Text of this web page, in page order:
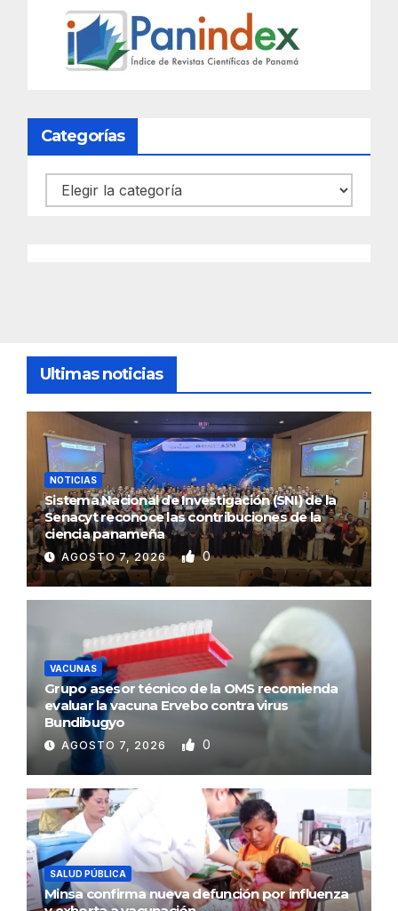
Categorías
Categorías
Ultimas noticias
NOTICIAS
Sistema Nacional de Investigación (SNI) de la
Senacyt reconoce las contribuciones de la
ciencia panameña
AGOSTO 7, 2026 0
VACUNAS
Grupo asesor técnico de la OMS recomienda
evaluar la vacuna Ervebo contra virus
Bundibugyo
AGOSTO 7, 2026 0
SALUD PÚBLICA
Minsa confirma nueva defunción por influenza